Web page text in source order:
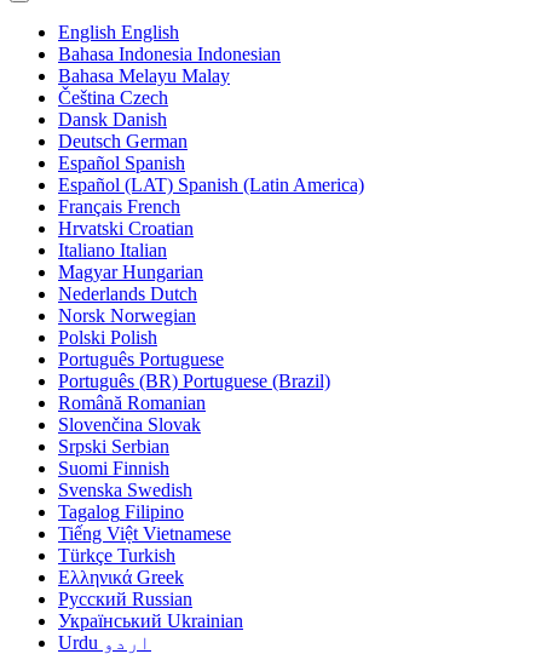
English English
Bahasa Indonesia Indonesian
Bahasa Melayu Malay
Čeština Czech
Dansk Danish
Deutsch German
Español Spanish
Español (LAT) Spanish (Latin America)
Français French
Hrvatski Croatian
Italiano Italian
Magyar Hungarian
Nederlands Dutch
Norsk Norwegian
Polski Polish
Português Portuguese
Português (BR) Portuguese (Brazil)
Română Romanian
Slovenčina Slovak
Srpski Serbian
Suomi Finnish
Svenska Swedish
Tagalog Filipino
Tiếng Việt Vietnamese
Türkçe Turkish
Ελληνικά Greek
Русский Russian
Український Ukrainian
اردو Urdu